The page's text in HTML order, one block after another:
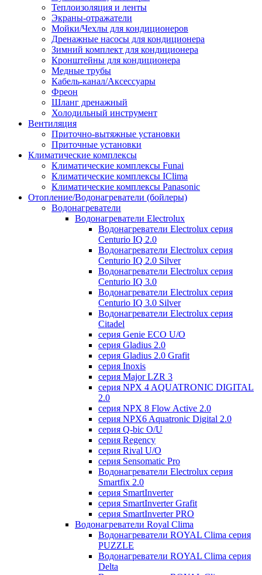
Теплоизоляция и ленты
Экраны-отражатели
Мойки/Чехлы для кондиционеров
Дренажные насосы для кондиционера
Зимний комплект для кондиционера
Кронштейны для кондиционера
Медные трубы
Кабель-канал/Аксессуары
Фреон
Шланг дренажный
Холодильный инструмент
Вентиляция
Приточно-вытяжные установки
Приточные установки
Климатические комплексы
Климатические комплексы Funai
Климатические комплексы IClima
Климатические комплексы Panasonic
Отопление/Водонагреватели (бойлеры)
Водонагреватели
Водонагреватели Electrolux
Водонагреватели Electrolux серия
Centurio IQ 2.0
Водонагреватели Electrolux серия
Centurio IQ 2.0 Silver
Водонагреватели Electrolux серия
Centurio IQ 3.0
Водонагреватели Electrolux серия
Centurio IQ 3.0 Silver
Водонагреватели Electrolux серия
Citadel
серия Genie ECO U/О
серия Gladius 2.0
серия Gladius 2.0 Grafit
серия Inoxis
серия Major LZR 3
серия NPX 4 AQUATRONIC DIGITAL
2.0
серия NPX 8 Flow Active 2.0
серия NPX6 Aquatronic Digital 2.0
серия Q-bic O/U
серия Regency
серия Rival U/О
серия Sensomatic Pro
Водонагреватели Electrolux серия
Smartfix 2.0
серия SmartInverter
серия SmartInverter Grafit
серия SmartInverter PRO
Водонагреватели Royal Clima
Водонагреватели ROYAL Clima серия
PUZZLE
Водонагреватели ROYAL Clima серия
Delta